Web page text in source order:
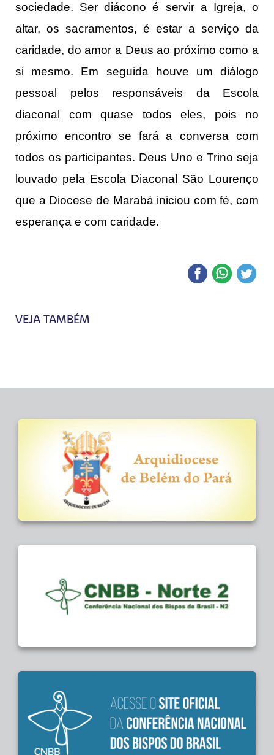
sociedade. Ser diácono é servir a Igreja, o
altar, os sacramentos, é estar a serviço da
caridade, do amor a Deus ao próximo como a
si mesmo. Em seguida houve um diálogo
pessoal pelos responsáveis da Escola
diaconal com quase todos eles, pois no
próximo encontro se fará a conversa com
todos os participantes. Deus Uno e Trino seja
louvado pela Escola Diaconal São Lourenço
que a Diocese de Marabá iniciou com fé, com
esperança e com caridade.
VEJA TAMBÉM